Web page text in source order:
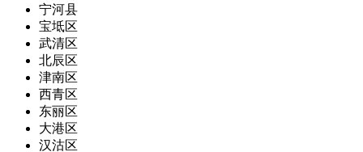
宁河县
宝坻区
武清区
北辰区
津南区
西青区
东丽区
大港区
汉沽区